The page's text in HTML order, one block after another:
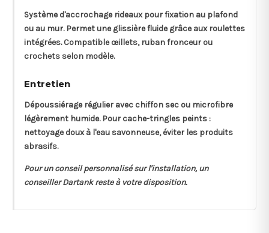
Système d'accrochage rideaux pour fixation au plafond
ou au mur. Permet une glissière fluide grâce aux roulettes
intégrées. Compatible œillets, ruban fronceur ou
crochets selon modèle.
Entretien
Dépoussiérage régulier avec chiffon sec ou microfibre
légèrement humide. Pour cache-tringles peints :
nettoyage doux à l'eau savonneuse, éviter les produits
abrasifs.
Pour un conseil personnalisé sur l'installation, un
conseiller Dartank reste à votre disposition.